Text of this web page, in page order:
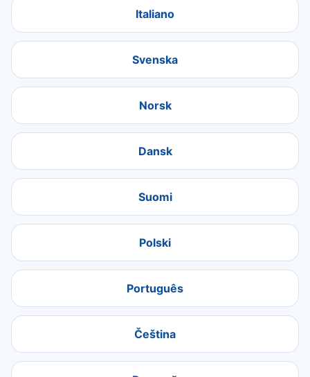
Italiano
Svenska
Norsk
Dansk
Suomi
Polski
Português
Čeština